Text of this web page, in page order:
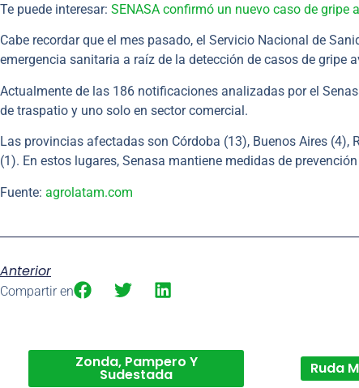
Te puede interesar: SENASA confirmó un nuevo caso de gripe
Cabe recordar que el mes pasado, el Servicio Nacional de
emergencia sanitaria a raíz de la detección de casos de gripe
Actualmente de las 186 notificaciones analizadas por el
de traspatio y uno solo en sector comercial.
Las provincias afectadas son Córdoba (13), Buenos Aires (4),
(1). En estos lugares, Senasa mantiene medidas de
Fuente: agrolatam.com
Anterior
Compartir en
Zonda, Pampero Y
Sudestada Ruda